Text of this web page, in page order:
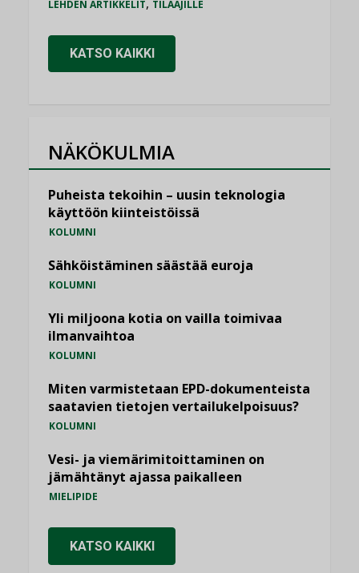
LEHDEN ARTIKKELIT TILAAJILLE
KATSO KAIKKI
NÄKÖKULMIA
Puheista tekoihin – uusin teknologia
käyttöön kiinteistöissä
KOLUMNI
Sähköistäminen säästää euroja
KOLUMNI
Yli miljoona kotia on vailla toimivaa
ilmanvaihtoa
KOLUMNI
Miten varmistetaan EPD-dokumenteista
saatavien tietojen vertailukelpoisuus?
KOLUMNI
Vesi- ja viemärimitoittaminen on
jämähtänyt ajassa paikalleen
MIELIPIDE
KATSO KAIKKI